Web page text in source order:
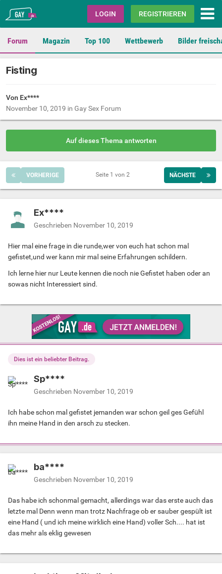
Gay.de LOGIN REGISTRIEREN
Forum Magazin Top 100 Wettbewerb Bilder
Fisting
Von Ex****
November 10, 2019 in Gay Sex Forum
Auf dieses Thema antworten
VORHERIGE NÄCHSTE
Seite 1 von 2
Ex****
Geschrieben November 10, 2019
Hier mal eine frage in die runde,wer von euch hat schon mal
gefistet,und wer kann mir mal seine Erfahrungen schildern.
Ich lerne hier nur Leute kennen die noch nie Gefistet haben oder an
sowas nicht Interessiert sind.
Dies ist ein beliebter Beitrag.
Sp****
Geschrieben November 10, 2019
Ich habe schon mal gefistet jemanden war schon geil ges Gefühl
ihn meine Hand in den arsch zu stecken.
ba****
Geschrieben November 10, 2019
Das habe ich schonmal gemacht, allerdings war das erste auch das
letzte mal Denn wenn man trotz Nachfrage ob er sauber gespült ist
eine Hand ( und ich meine wirklich eine Hand) voller Sch.... hat ist
das mehr als eklig gewesen